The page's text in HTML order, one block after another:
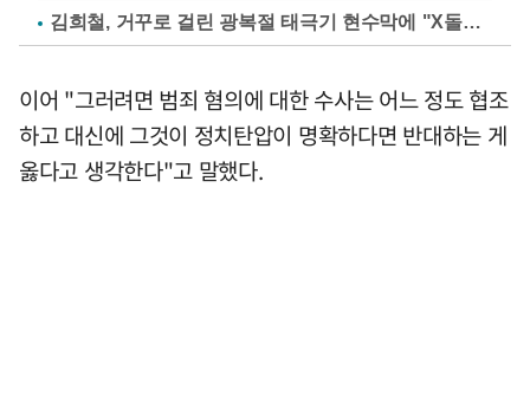
김희철, 거꾸로 걸린 광복절 태극기 현수막에 "X돌았네"
이어 "그러려면 범죄 혐의에 대한 수사는 어느 정도 협조
하고 대신에 그것이 정치탄압이 명확하다면 반대하는 게
옳다고 생각한다"고 말했다.